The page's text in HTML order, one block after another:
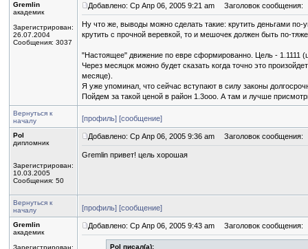
Gremlin
академик
Зарегистрирован:
26.07.2004
Сообщения: 3037
Добавлено: Ср Апр 06, 2005 9:21 am Заголовок сообщения:
Ну что же, выводы можно сделать такие: крутить деньгами
крутить с прочной веревкой, то и мешочек должен быть по-
"Настоящее" движение по евре сформированно. Цель - 1.1111
Через месяцок можно будет сказать когда точно это
месяце).
Я уже упоминал, что сейчас вступают в силу законы
Пойдем за такой ценой в район 1.3ооо. А там и лучше
Вернуться к
началу
[профиль] [сообщение]
Pol
дипломник
Зарегистрирован:
10.03.2005
Сообщения: 50
Добавлено: Ср Апр 06, 2005 9:36 am Заголовок сообщения:
Gremlin привет! цель хорошая
Вернуться к
началу
[профиль] [сообщение]
Gremlin
академик
Зарегистрирован:
Добавлено: Ср Апр 06, 2005 9:43 am Заголовок сообщения:
Pol писал(а):